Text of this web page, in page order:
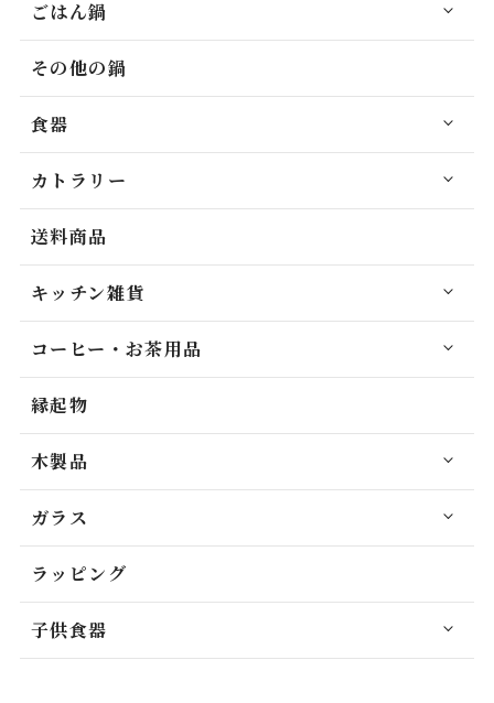
ごはん鍋
その他の鍋
食器
カトラリー
送料商品
キッチン雑貨
コーヒー・お茶用品
縁起物
木製品
ガラス
ラッピング
子供食器